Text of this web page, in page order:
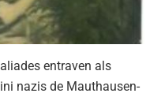
entraven als
nazis de Mauthausen-